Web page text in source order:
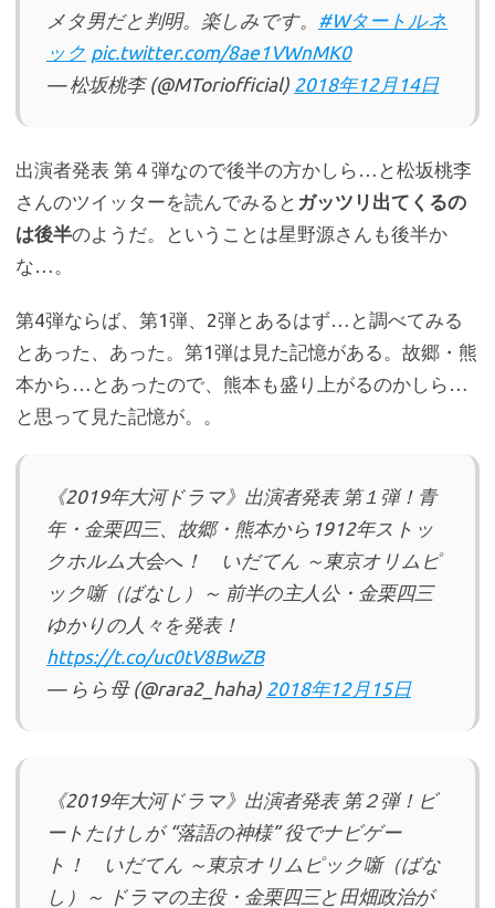
メタ男だと判明。楽しみです。 #Wタートルネ
ック pic.twitter.com/8ae1VWnMK0
— 松坂桃李 (@MToriofficial) 2018年12月14日
出演者発表 第４弾なので後半の方かしら…と松坂桃李
さんのツイッターを読んでみると ガッツリ出てくるの
は後半のようだ。ということは星野源さんも後半か
な…。
第4弾ならば、第1弾、2弾とあるはず…と調べてみる
とあった、あった。第1弾は見た記憶がある。故郷・熊
本から…とあったので、熊本も盛り上がるのかしら…
と思って見た記憶が。。
《2019年大河ドラマ》出演者発表 第１弾！青
年・金栗四三、故郷・熊本から1912年ストッ
クホルム大会へ！ いだてん ～東京オリムピ
ック噺（ばなし）～ 前半の主人公・金栗四三
ゆかりの人々を発表！
https://t.co/uc0tV8BwZB
— らら母 (@rara2_haha) 2018年12月15日
《2019年大河ドラマ》出演者発表 第２弾！ビ
ートたけしが “落語の神様” 役でナビゲー
ト！ いだてん ～東京オリムピック噺（ばな
し）～ ドラマの主役・金栗四三と田畑政治が